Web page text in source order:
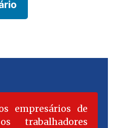
empresários de
trabalhadores